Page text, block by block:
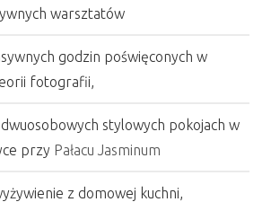
warsztatów
godzin poświęconych w
fotografii,
stylowych pokojach w
przy Pałacu Jasminum
z domowej kuchni,